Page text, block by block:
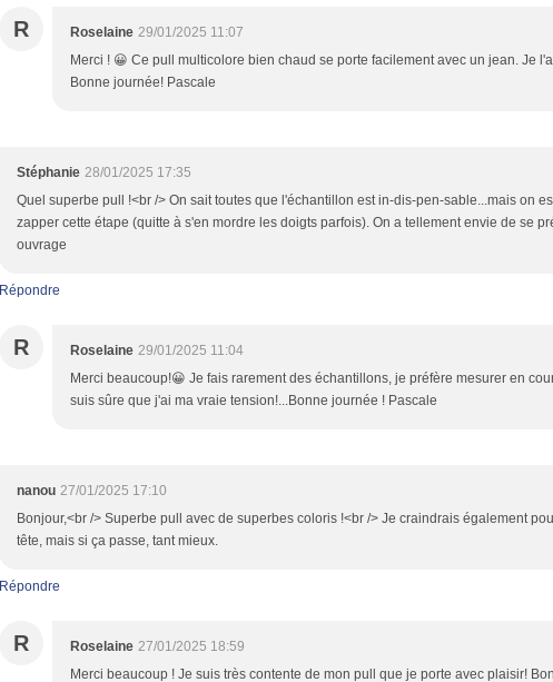
R Roselaine 29/01/2025 11:07
Merci ! 😀 Ce pull multicolore bien chaud se porte facilement avec un jean. Je
Bonne journée! Pascale
Stéphanie 28/01/2025 17:35
Quel superbe pull !<br /> On sait toutes que l'échantillon est in-dis-pen-sable...mais on
zapper cette étape (quitte à s'en mordre les doigts parfois). On a tellement envie de se
ouvrage
Répondre
R Roselaine 29/01/2025 11:04
Merci beaucoup!😀 Je fais rarement des échantillons, je préfère mesurer en
suis sûre que j'ai ma vraie tension!...Bonne journée ! Pascale
nanou 27/01/2025 17:10
Bonjour,<br /> Superbe pull avec de superbes coloris !<br /> Je craindrais également
tête, mais si ça passe, tant mieux.
Répondre
R Roselaine 27/01/2025 18:59
Merci beaucoup ! Je suis très contente de mon pull que je porte avec plaisir!